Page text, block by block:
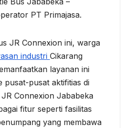
PT Primajasa.
JR Connexion ini, warga
industri Cikarang
layanan ini
pusat-pusat aktifitias di
Connexion Jababeka
fitur seperti fasilitas
yang membawa